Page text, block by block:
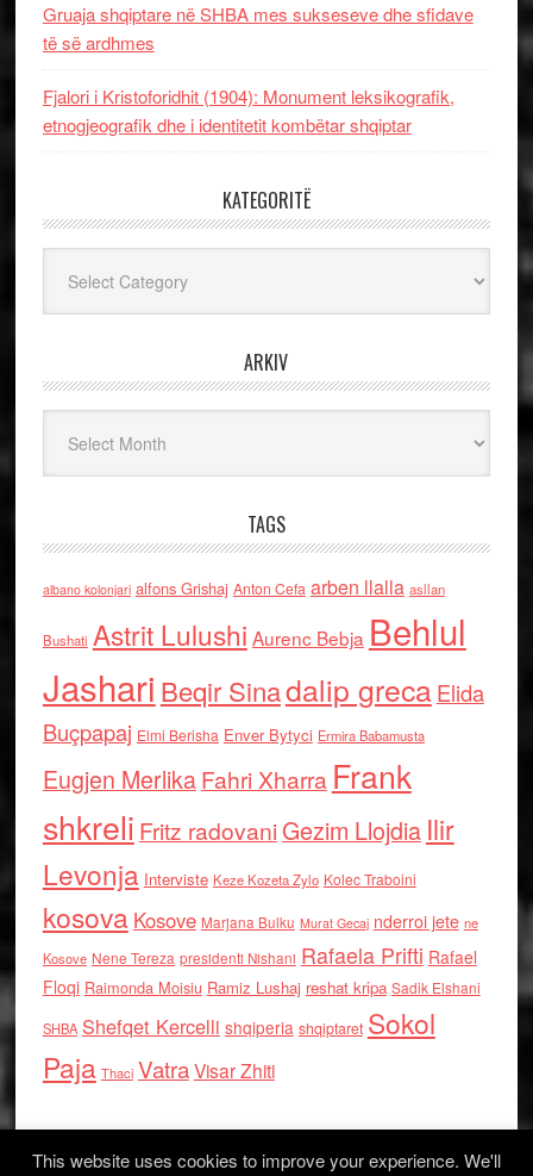
Gruaja shqiptare në SHBA mes sukseseve dhe sfidave
të së ardhmes
Fjalori i Kristoforidhit (1904): Monument leksikografik,
etnogjeografik dhe i identitetit kombëtar shqiptar
KATEGORITË
ARKIV
TAGS
albano kolonjari alfons Grishaj Anton Cefa arben llalla asllan
Bushati Astrit Lulushi Aurenc Bebja Behlul
Jashari Beqir Sinadalip grecaElida
Buçpapaj Elmi Berisha Enver Bytyci Ermira Babamusta
Eugjen MerlikaFahri Xharra Frank
shkreli Fritz radovaniGezim Llojdia Ilir
Levonja Interviste Keze Kozeta Zylo Kolec Traboini
kosova Kosove Marjana Bulku Murat Gecaj nderroi jete ne
Kosove Nene Tereza presidenti Nishani Rafaela Prifti Rafael
Floqi Raimonda Moisiu Ramiz Lushaj reshat kripa Sadik Elshani
SHBA Shefqet Kercelli shqiperia shqiptaret Sokol
Paja Thaci VatraVisar Zhiti
This website uses cookies to improve your experience. We'll